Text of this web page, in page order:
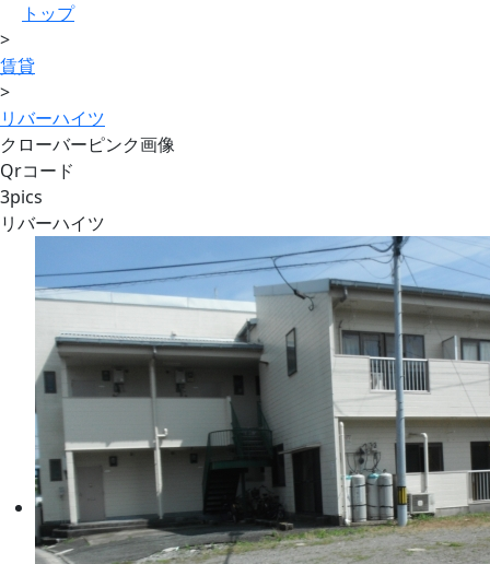
トップ
>
賃貸
>
リバーハイツ
クローバーピンク画像
Qrコード
3pics
リバーハイツ